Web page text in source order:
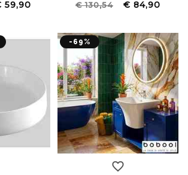
59,90 € 130,54 € 84,90
-69%